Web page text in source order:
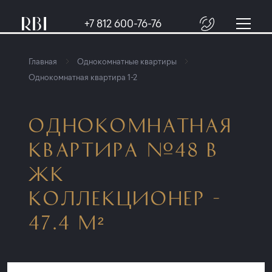
+7 812 600-76-76
Главная
Однокомнатные квартиры
Однокомнатная квартира 1-2
ОДНОКОМНАТНАЯ
КВАРТИРА №48 В
ЖК
КОЛЛЕКЦИОНЕР -
47.4 М²